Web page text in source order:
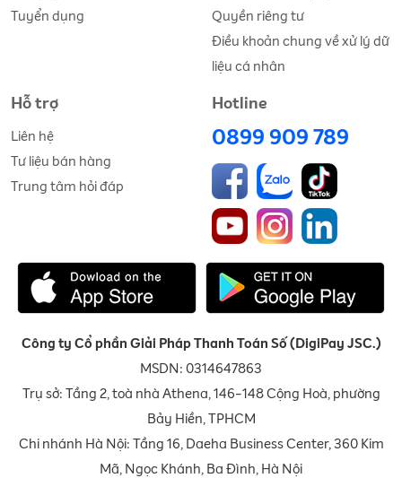
Tuyển dụng
Quyền riêng tư
Điều khoản chung về xử lý dữ
liệu cá nhân
Hỗ trợ
Liên hệ
Tư liệu bán hàng
Trung tâm hỏi đáp
Hotline
0899 909 789
Công ty Cổ phần Giải Pháp Thanh Toán Số (DigiPay JSC.)
MSDN: 0314647863
Trụ sở: Tầng 2, toà nhà Athena, 146-148 Cộng Hoà, phường
Bảy Hiền, TPHCM
Chi nhánh Hà Nội: Tầng 16, Daeha Business Center, 360 Kim
Mã, Ngọc Khánh, Ba Đình, Hà Nội